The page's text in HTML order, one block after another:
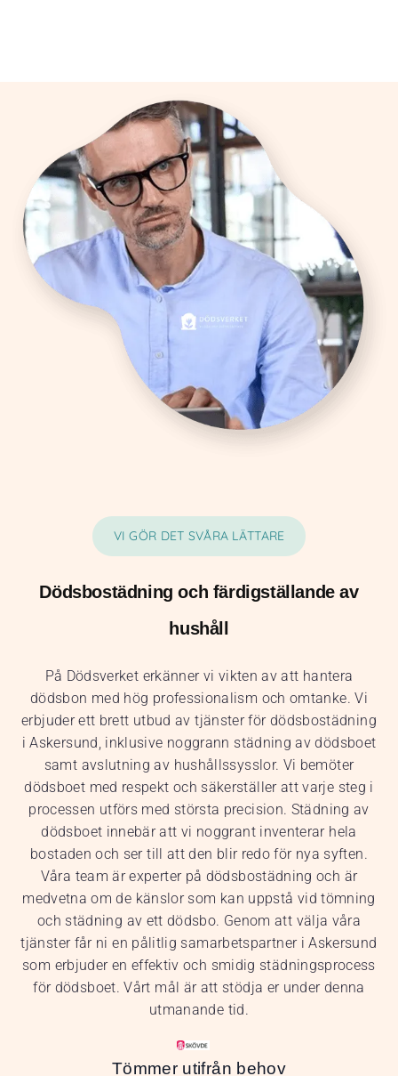
VI GÖR DET SVÅRA LÄTTARE
Dödsbostädning och färdigställande av
hushåll
På Dödsverket erkänner vi vikten av att hantera
dödsbon med hög professionalism och omtanke. Vi
erbjuder ett brett utbud av tjänster för dödsbostädning
i Askersund, inklusive noggrann städning av dödsboet
samt avslutning av hushållssysslor. Vi bemöter
dödsboet med respekt och säkerställer att varje steg i
processen utförs med största precision. Städning av
dödsboet innebär att vi noggrant inventerar hela
bostaden och ser till att den blir redo för nya syften.
Våra team är experter på dödsbostädning och är
medvetna om de känslor som kan uppstå vid tömning
och städning av ett dödsbo. Genom att välja våra
tjänster får ni en pålitlig samarbetspartner i Askersund
som erbjuder en effektiv och smidig städningsprocess
för dödsboet. Vårt mål är att stödja er under denna
utmanande tid.
Tömmer utifrån behov